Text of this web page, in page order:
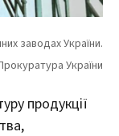
продукції